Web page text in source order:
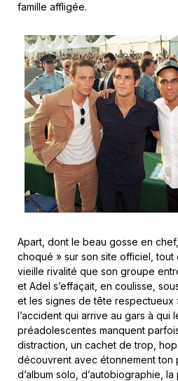
famille affligée.
Apart, dont le beau gosse en
choqué » sur son site officiel, tout
vieille rivalité que son groupe
et Adel s’effaçait, en coulisse,
et les signes de tête respectueux
l’accident qui arrive au gars à qui
préadolescentes manquent
distraction, un cachet de trop,
découvrent avec étonnement ton
d’album solo, d’autobiographie,